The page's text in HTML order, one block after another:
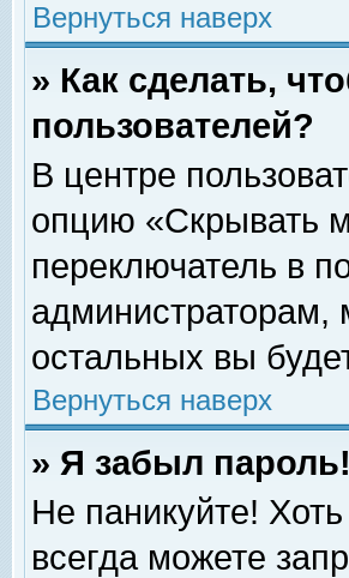
Вернуться наверх
» Как сделать,
пользователей?
В центре
опцию «Скрывать
переключатель в
администраторам,
остальных вы
Вернуться наверх
» Я забыл пароль!
Не паникуйте!
всегда можете